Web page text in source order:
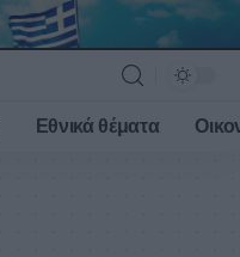
Εθνικά θέματα